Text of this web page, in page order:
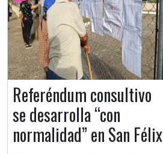
Referéndum consultivo
se desarrolla “con
normalidad” en San Félix